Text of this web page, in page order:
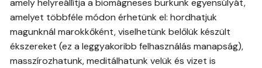
amely helyreállítja a biomágneses burkunk egyensúlyát,
amelyet többféle módon érhetünk el: hordhatjuk
magunknál marokkőként, viselhetünk belőlük készült
ékszereket (ez a leggyakoribb felhasználás manapság),
masszírozhatunk, meditálhatunk velük és vizet is